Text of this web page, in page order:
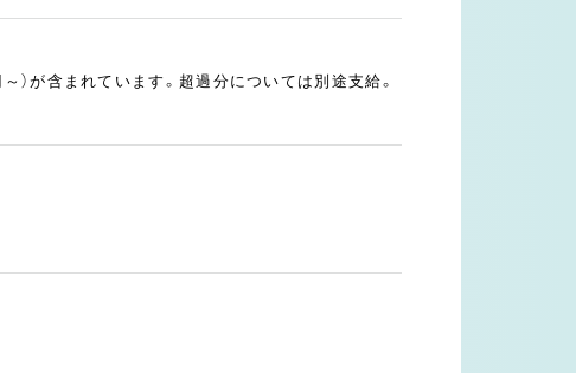
）が含まれています。超過分については別途支給。